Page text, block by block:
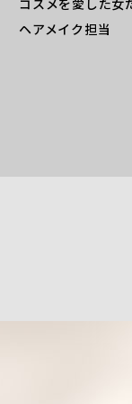
コスメを愛した女
ヘアメイク担当